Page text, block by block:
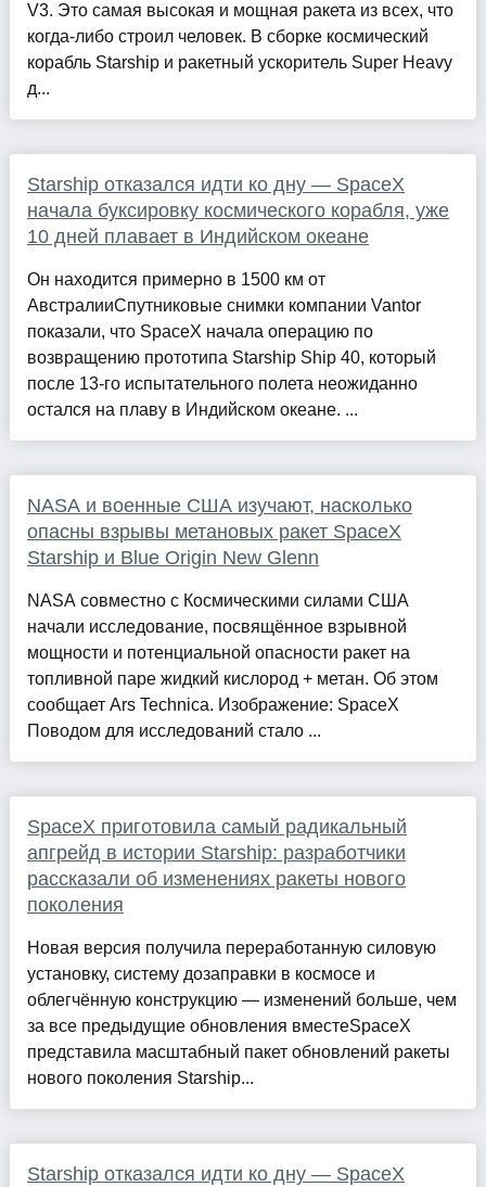
V3. Это самая высокая и мощная ракета из всех, что
когда-либо строил человек. В сборке космический
корабль Starship и ракетный ускоритель Super Heavy
д...
Starship отказался идти ко дну — SpaceX
начала буксировку космического корабля, уже
10 дней плавает в Индийском океане
Он находится примерно в 1500 км от
АвстралииСпутниковые снимки компании Vantor
показали, что SpaceX начала операцию по
возвращению прототипа Starship Ship 40, который
после 13-го испытательного полета неожиданно
остался на плаву в Индийском океане. ...
NASA и военные США изучают, насколько
опасны взрывы метановых ракет SpaceX
Starship и Blue Origin New Glenn
NASA совместно с Космическими силами США
начали исследование, посвящённое взрывной
мощности и потенциальной опасности ракет на
топливной паре жидкий кислород + метан. Об этом
сообщает Ars Technica. Изображение: SpaceX
Поводом для исследований стало ...
SpaceX приготовила самый радикальный
апгрейд в истории Starship: разработчики
рассказали об изменениях ракеты нового
поколения
Новая версия получила переработанную силовую
установку, систему дозаправки в космосе и
облегчённую конструкцию — изменений больше, чем
за все предыдущие обновления вместеSpaceX
представила масштабный пакет обновлений ракеты
нового поколения Starship...
Starship отказался идти ко дну — SpaceX